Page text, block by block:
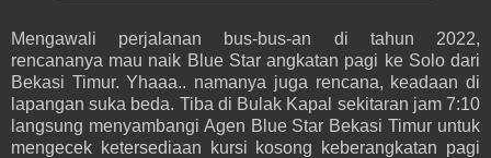
Mengawali perjalanan bus-bus-an di tahun 2022,
rencananya mau naik Blue Star angkatan pagi ke Solo dari
Bekasi Timur. Yhaaa.. namanya juga rencana, keadaan di
lapangan suka beda. Tiba di Bulak Kapal sekitaran jam 7:10
langsung menyambangi Agen Blue Star Bekasi Timur untuk
mengecek ketersediaan kursi kosong keberangkatan pagi